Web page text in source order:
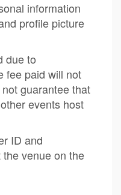
information
profile picture
due to
fee paid will not
guarantee that
events host
ID and
venue on the